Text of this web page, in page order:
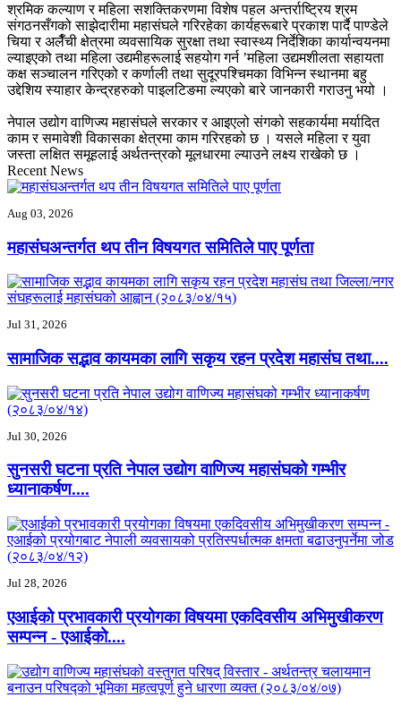
श्रमिक कल्याण र महिला सशक्तिकरणमा विशेष पहल अन्तर्राष्ट्रिय श्रम
संगठनसँगको साझेदारीमा महासंघले गरिरहेका कार्यहरूबारे प्रकाश पार्दै पाण्डेले
चिया र अलैँची क्षेत्रमा व्यवसायिक सुरक्षा तथा स्वास्थ्य निर्देशिका कार्यान्वयनमा
ल्याइएको तथा महिला उद्यमीहरूलाई सहयोग गर्न ’महिला उद्यमशीलता सहायता
कक्ष सञ्चालन गरिएको र कर्णाली तथा सुदूरपश्चिमका विभिन्न स्थानमा बहु
उद्देशिय स्याहार केन्द्रहरुको पाइलटिङमा ल्यएको बारे जानकारी गराउनु भयो ।
नेपाल उद्योग वाणिज्य महासंघले सरकार र आइएलो संगको सहकार्यमा मर्यादित
काम र समावेशी विकासका क्षेत्रमा काम गरिरहको छ । यसले महिला र युवा
जस्ता लक्षित समूहलाई अर्थतन्त्रको मूलधारमा ल्याउने लक्ष्य राखेको छ ।
Recent News
Aug 03, 2026
महासंघअन्तर्गत थप तीन विषयगत समितिले पाए पूर्णता
Jul 31, 2026
सामाजिक सद्भाव कायमका लागि सकृय रहन प्रदेश महासंघ तथा....
Jul 30, 2026
सुनसरी घटना प्रति नेपाल उद्योग वाणिज्य महासंघको गम्भीर
ध्यानाकर्षण....
Jul 28, 2026
एआईको प्रभावकारी प्रयोगका विषयमा एकदिवसीय अभिमुखीकरण
सम्पन्न - एआईको....